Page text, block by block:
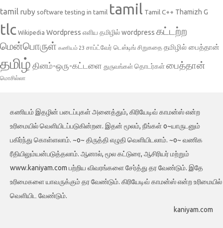
tamil ruby software testing in tamil tamil Tamil C++ Thamizh G
tlc Wikipedia Wordpress எளிய தமிழில் wordpress கட்டற்ற
மென்பொருள் கணியம் 23 சாப்ட்வேர் டெஸ்டிங் சிறுகதை தமிழில் பைத்தான்
தமிழ் தினம்-ஒரு-கட்டளை துருவங்கள் தொடர்கள்பைத்தான்
மொசில்லா
கணியம் இதழின் படைப்புகள் அனைத்தும், கிரியேடிவ் காமன்ஸ் என்ற
உரிமையில் வெளியிடப்படுகின்றன. இதன் மூலம், நீங்கள் o~யாருடனும்
பகிர்ந்து கொள்ளலாம். ~o~ திருத்தி எழுதி வெளியிடலாம். ~o~ வணிக
ரீதியிலும்யன்படுத்தலாம். ஆனால், மூல கட்டுரை, ஆசிரியர் மற்றும்
www.kaniyam.com பற்றிய விவரங்களை சேர்த்து தர வேண்டும். இதே
உரிமைகளை யாவருக்கும் தர வேண்டும். கிரியேடிவ் காமன்ஸ் என்ற உரிமையில்
வெளியிட வேண்டும்.
kaniyam.com